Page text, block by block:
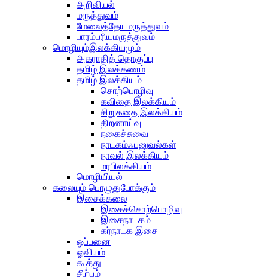
அறிவியல்
மருத்துவம்
மேலைத்தேயமருத்துவம்
பாரம்பரியமருத்துவம்
மொழியும்இலக்கியமும்
அகராதித் தொகுப்பு
தமிழ் இலக்கணம்
தமிழ் இலக்கியம்
சொற்பொழிவு
கவிதை இலக்கியம்
சிறுகதை இலக்கியம்
திறனாய்வு
நகைச்சுவை
நாடகம்ஃபனுவல்கள்
நாவல் இலக்கியம்
மரபிலக்கியம்
மொழியியல்
கலையும் பொழுதுபோக்கும்
இசைக்கலை
இசைச்சொற்பொழிவு
இசைநாடகம்
கர்நாடக இசை
ஒப்பனை
ஓவியம்
கூத்து
சிற்பம்